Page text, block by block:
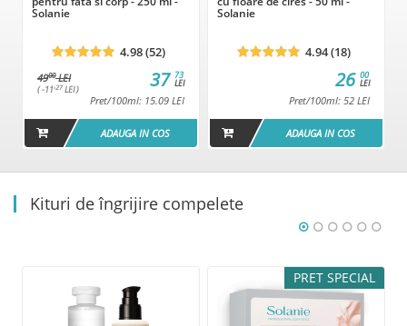
Solanie
4.98 (52)
4900LEI
( -11-27 LEI )
73
LEI
37
Pret/100ml: 15.09 LEI
ADAUGA IN COS
Solanie
4.94 (18)
00
LEI
26
Pret/100ml: 52 LEI
ADAUGA IN COS
Kituri de îngrijire compelete
PRET SPECIAL